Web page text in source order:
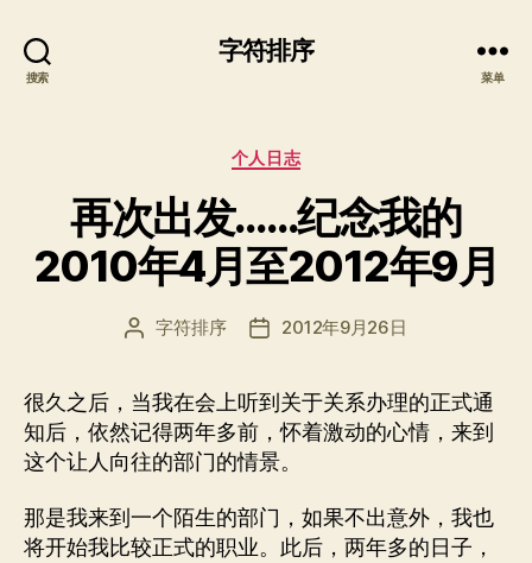
搜索
字符排序
菜单
分
个人日志
再次出发……纪念我的
2010年4月至2012年9月
文
者
字符排序
发
期
2012年9月26日
很久之后，当我在会上听到关于关系办理的正式通
知后，依然记得两年多前，怀着激动的心情，来到
这个让人向往的部门的情景。
那是我来到一个陌生的部门，如果不出意外，我也
将开始我比较正式的职业。此后，两年多的日子，